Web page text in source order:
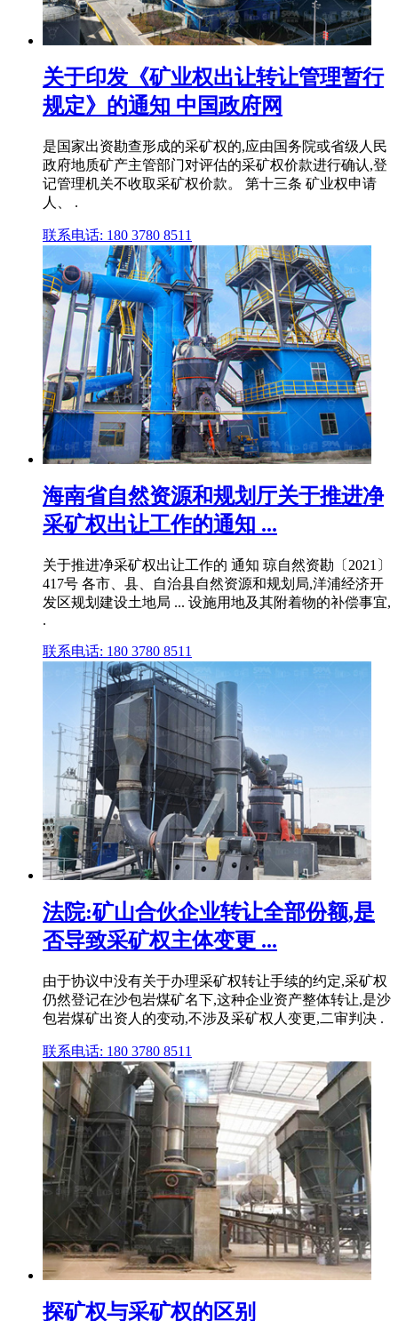
关于印发《矿业权出让转让管理暂行
规定》的通知 中国政府网
是国家出资勘查形成的采矿权的,应由国务院或省级人民
政府地质矿产主管部门对评估的采矿权价款进行确认,登
记管理机关不收取采矿权价款。 第十三条 矿业权申请
人、 .
联系电话: 180 3780 8511
海南省自然资源和规划厅关于推进净
采矿权出让工作的通知 ...
关于推进净采矿权出让工作的 通知 琼自然资勘〔2021〕
417号 各市、县、自治县自然资源和规划局,洋浦经济开
发区规划建设土地局 ... 设施用地及其附着物的补偿事宜,
.
联系电话: 180 3780 8511
法院:矿山合伙企业转让全部份额,是
否导致采矿权主体变更 ...
由于协议中没有关于办理采矿权转让手续的约定,采矿权
仍然登记在沙包岩煤矿名下,这种企业资产整体转让,是沙
包岩煤矿出资人的变动,不涉及采矿权人变更,二审判决 .
联系电话: 180 3780 8511
探矿权与采矿权的区别